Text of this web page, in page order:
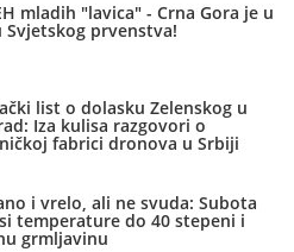
mladih "lavica" - Crna Gora je u
Svjetskog prvenstva!
list o dolasku Zelenskog u
Iza kulisa razgovori o
fabrici dronova u Srbiji
i vrelo, ali ne svuda: Subota
temperature do 40 stepeni i
grmljavinu